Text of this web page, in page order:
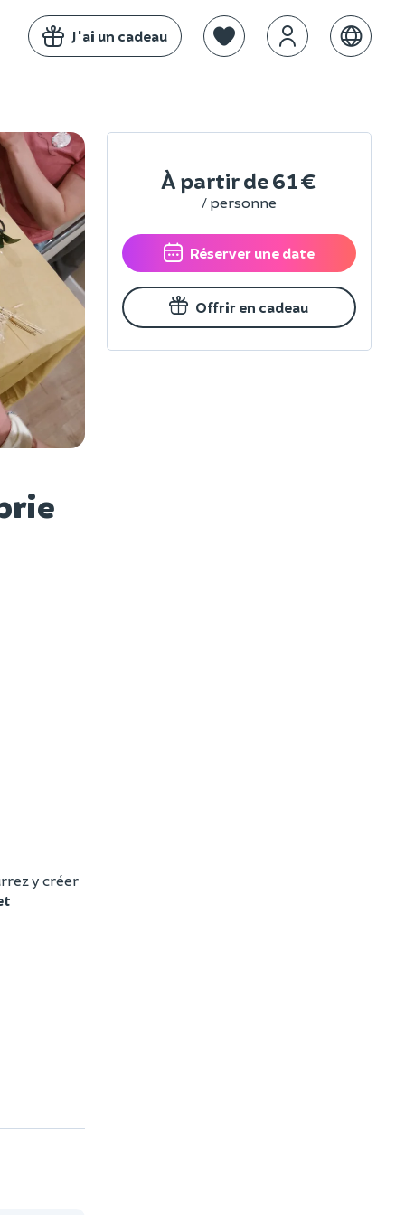
J'ai un cadeau
photos
y créer
À partir de61 €
/ personne
Réserver une date
Offrir en cadeau